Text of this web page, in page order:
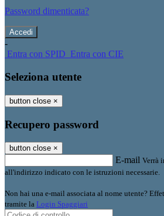
Password dimenticata?
-
Entra con SPID Entra con CIE
Seleziona utente
button close ×
Recupero password
button close ×
E-mail Verrà
all'indirizzo indicato con le istruzioni necessarie.
Non hai una e-mail associata al nome utente?
tramite la Login Spaggiari